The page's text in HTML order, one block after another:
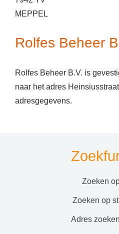
MEPPEL
Rolfes Beheer
Rolfes Beheer B.V. is
naar het adres
adresgegevens.
zoeken
zoeken op
adres